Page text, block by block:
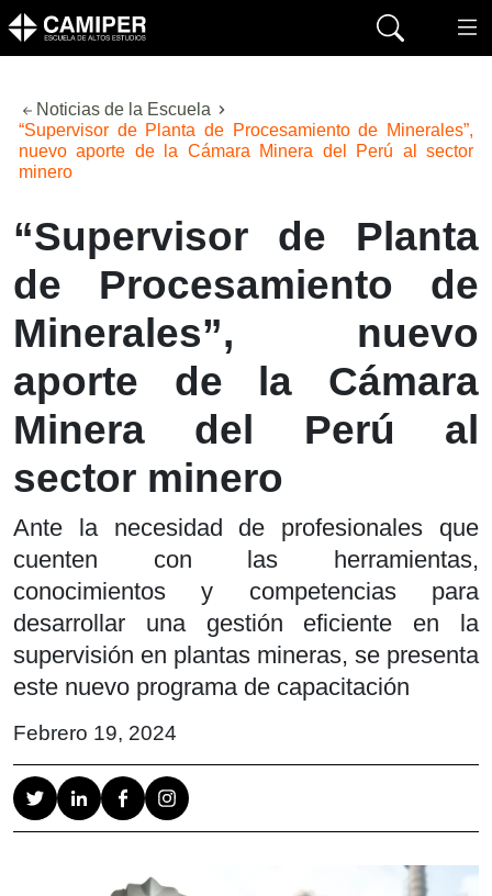
Noticias de la Escuela
“Supervisor de Planta de Procesamiento de Minerales”,
nuevo aporte de la Cámara Minera del Perú al sector
minero
“Supervisor de Planta
de Procesamiento de
Minerales”, nuevo
aporte de la Cámara
Minera del Perú al
sector minero
Ante la necesidad de profesionales que
cuenten con las herramientas,
conocimientos y competencias para
desarrollar una gestión eficiente en la
supervisión en plantas mineras, se presenta
este nuevo programa de capacitación
Febrero 19, 2024